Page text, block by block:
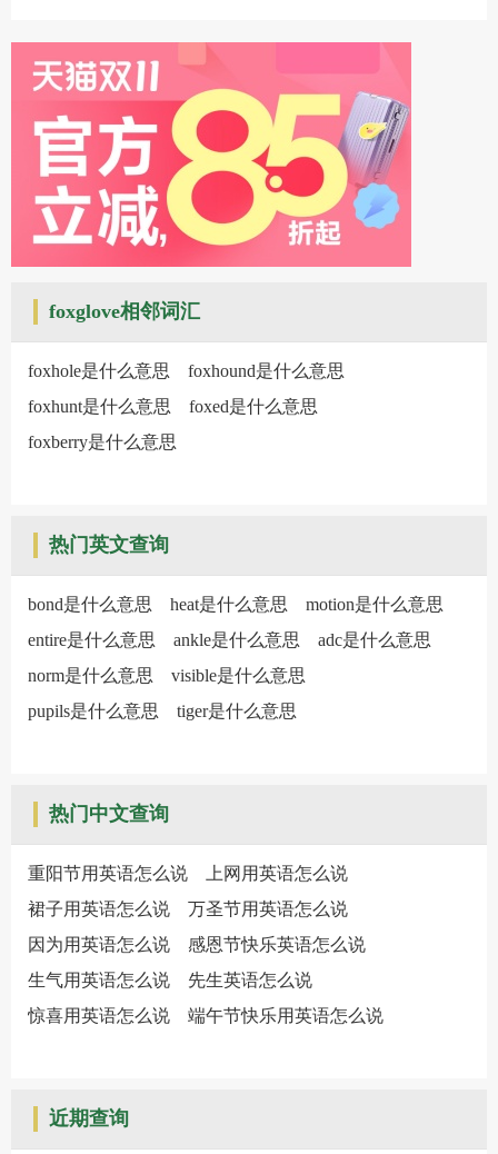
foxglove相邻词汇
foxhole是什么意思
foxhound是什么意思
foxhunt是什么意思
foxed是什么意思
foxberry是什么意思
热门英文查询
bond是什么意思 heat是什么意思
motion是什么意思
entire是什么意思
ankle是什么意思
adc是什么意思
norm是什么意思
visible是什么意思
pupils是什么意思
tiger是什么意思
热门中文查询
重阳节用英语怎么说
上网用英语怎么说
裙子用英语怎么说
万圣节用英语怎么说
因为用英语怎么说
感恩节快乐英语怎么说
生气用英语怎么说
先生英语怎么说
惊喜用英语怎么说
端午节快乐用英语怎么说
近期查询